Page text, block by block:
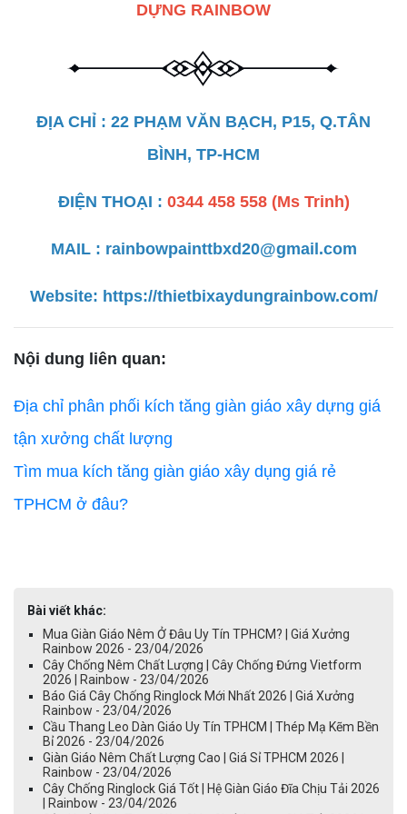
DỰNG RAINBOW
ĐỊA CHỈ : 22 PHẠM VĂN BẠCH, P15, Q.TÂN
BÌNH, TP-HCM
ĐIỆN THOẠI : 0344 458 558 (Ms Trinh)
MAIL : rainbowpainttbxd20@gmail.com
Website: https://thietbixaydungrainbow.com/
Nội dung liên quan:
Địa chỉ phân phối kích tăng giàn giáo xây dựng giá
tận xưởng chất lượng
Tìm mua kích tăng giàn giáo xây dụng giá rẻ
TPHCM ở đâu?
Bài viết khác:
Mua Giàn Giáo Nêm Ở Đâu Uy Tín TPHCM? | Giá Xưởng
Rainbow 2026 - 23/04/2026
Cây Chống Nêm Chất Lượng | Cây Chống Đứng Vietform
2026 | Rainbow - 23/04/2026
Báo Giá Cây Chống Ringlock Mới Nhất 2026 | Giá Xưởng
Rainbow - 23/04/2026
Cầu Thang Leo Dàn Giáo Uy Tín TPHCM | Thép Mạ Kẽm Bền
Bỉ 2026 - 23/04/2026
Giàn Giáo Nêm Chất Lượng Cao | Giá Sỉ TPHCM 2026 |
Rainbow - 23/04/2026
Cây Chống Ringlock Giá Tốt | Hệ Giàn Giáo Đĩa Chịu Tải 2026
| Rainbow - 23/04/2026